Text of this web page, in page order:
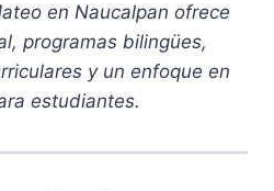
en Naucalpan ofrece
programas bilingües,
y un enfoque en
estudiantes.